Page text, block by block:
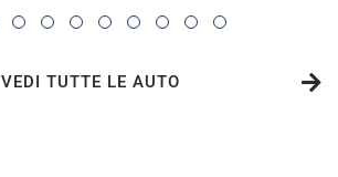
VEDI TUTTE LE AUTO